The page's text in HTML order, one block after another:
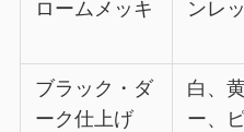
ロームメッキ
ンレ
ブラック・ダ
ーク仕上げ
白、
ー、